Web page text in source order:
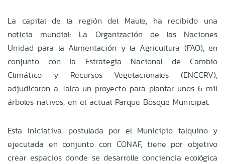
La capital de la región del Maule, ha recibido una
noticia mundial: La Organización de las Naciones
Unidad para la Alimentación y la Agricultura (FAO), en
conjunto con la Estrategia Nacional de Cambio
Climático y Recursos Vegetacionales (ENCCRV),
adjudicaron a Talca un proyecto para plantar unos 6 mil
árboles nativos, en el actual Parque Bosque Municipal.
Esta iniciativa, postulada por el Municipio talquino y
ejecutada en conjunto con CONAF, tiene por objetivo
crear espacios donde se desarrolle conciencia ecológica